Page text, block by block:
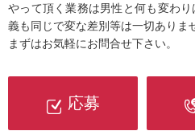
やって頂く業務は男性と何も変わ
義も同じで変な差別等は一切ありま
まずはお気軽にお問合せ下さい。
応募